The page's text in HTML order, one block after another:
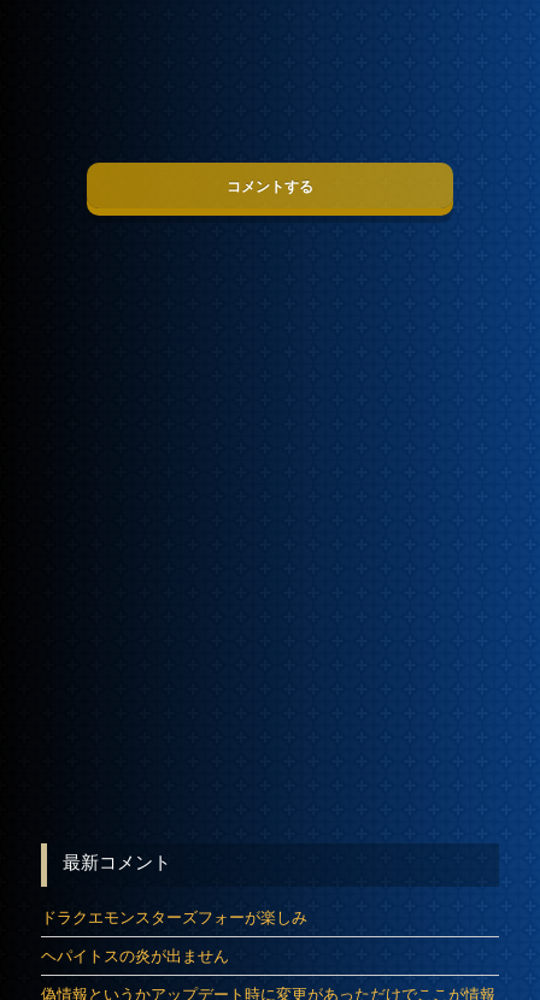
コメントする
最新コメント
ドラクエモンスターズフォーが楽しみ
ヘパイトスの炎が出ません
偽情報というかアップデート時に変更があっただけでここが情報